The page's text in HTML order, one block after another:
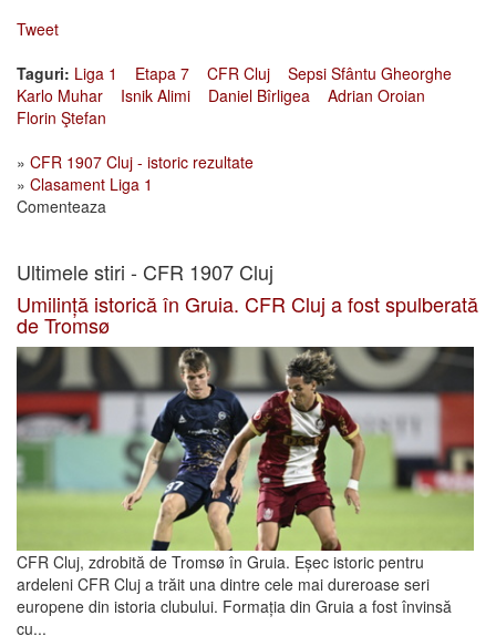
Tweet
Taguri: Liga 1 Etapa 7 CFR Cluj
Sepsi Sfântu Gheorghe
Karlo Muhar
Isnik Alimi Daniel Bîrligea
Adrian Oroian
Florin Ştefan
» CFR 1907 Cluj - istoric rezultate
» Clasament Liga 1
Comenteaza
Ultimele stiri - CFR 1907 Cluj
Umilință istorică în Gruia. CFR Cluj a fost spulberată
de Tromsø
CFR Cluj, zdrobită de Tromsø în Gruia. Eșec istoric pentru
ardeleni CFR Cluj a trăit una dintre cele mai dureroase seri
europene din istoria clubului. Formația din Gruia a fost învinsă
cu...